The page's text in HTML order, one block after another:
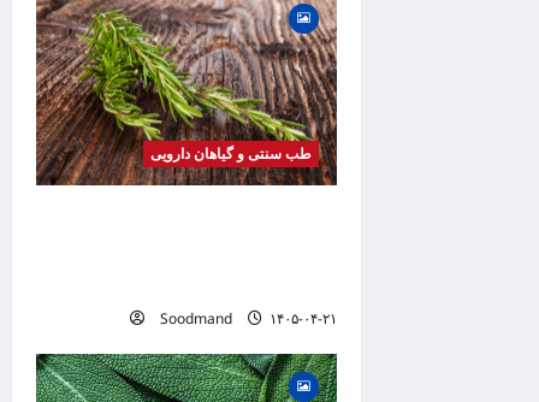
a
t
i
o
n
طب سنتی و گیاهان دارویی
Soodmand ۱۴۰۵-۰۴-۲۱